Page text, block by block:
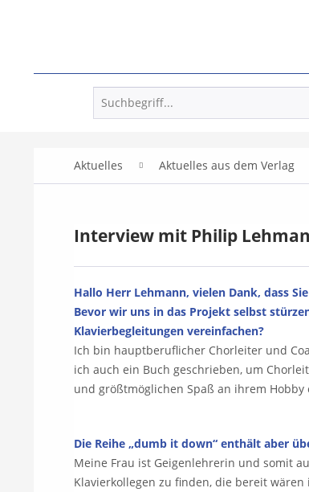
Aktuelles Aktuelles aus dem Verlag
Interview mit Philip
Hallo Herr Lehmann, vielen Dank, dass
Bevor wir uns in das Projekt selbst
Klavierbegleitungen vereinfachen?
Ich bin hauptberuflicher Chorleiter und
ich auch ein Buch geschrieben, um
und größtmöglichen Spaß an ihrem Hobby
Die Reihe „dumb it down“ enthält aber
Meine Frau ist Geigenlehrerin und somit
Klavierkollegen zu finden, die bereit